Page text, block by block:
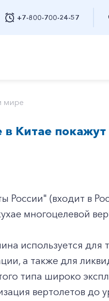
+7-800-700-24-57
Заказать обратный звонок
мире
в Китае
России" (входит в
многоцелевой
используется для
а также для
типа широко
вертолетов до